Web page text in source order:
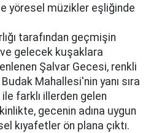
yöresel müzikler eşliğinde
tarafından geçmişin
gelecek kuşaklara
Şalvar Gecesi, renkli
Mahallesi'nin yanı sıra
farklı illerden gelen
gecenin adına uygun
kıyafetler ön plana çıktı.